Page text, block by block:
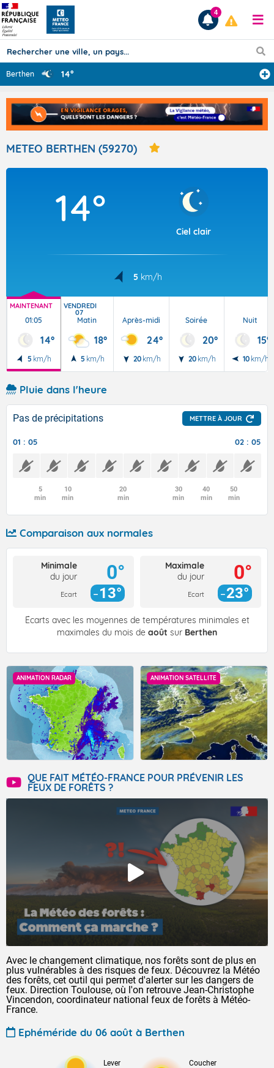
Prévisions
TOUS LES RÉSULTATS
Articles
4
Berthen 14°
METEO BERTHEN (59270)
14°
Ciel clair
5 km/h
MAINTENANT
01:05
14°
5 km/h
VENDREDI
07
Matin
18°
5 km/h
Après-midi
24°
20 km/h
Soirée
20°
20 km/h
Nuit
15°
10 km/h
Pluie dans l'heure
Pas de précipitations METTRE À JOUR
01 : 05 02 : 05
5
min
10
min
20
min
30
min
40
min
50
min
Comparaison aux normales
Minimale
du jour
Ecart
0°
13°
Maximale
du jour
Ecart
0°
23°
Écarts avec les moyennes de températures minimales et
maximales du mois de août sur Berthen
ANIMATION RADAR ANIMATION SATELLITE
QUE FAIT MÉTÉO-FRANCE POUR PRÉVENIR LES
FEUX DE FORÊTS ?
Avec le changement climatique, nos forêts sont de plus en
plus vulnérables à des risques de feux. Découvrez la Météo
des forêts, cet outil qui permet d'alerter sur les dangers de
feux. Direction Toulouse, où l'on retrouve Jean-Christophe
Vincendon, coordinateur national feux de forêts à Météo-
France.
Ephéméride du 06 août à Berthen
Lever Coucher